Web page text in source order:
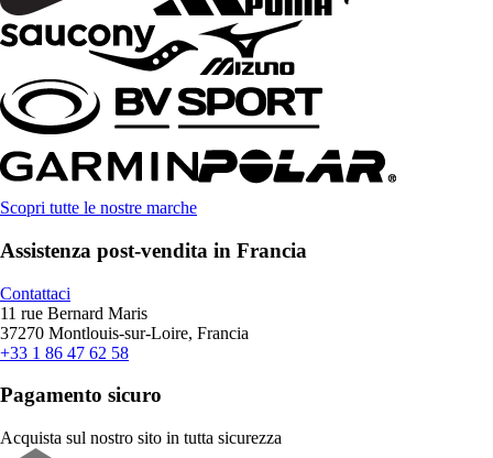
Scopri tutte le nostre marche
Assistenza post-vendita in Francia
Contattaci
11 rue Bernard Maris
37270 Montlouis-sur-Loire, Francia
+33 1 86 47 62 58
Pagamento sicuro
Acquista sul nostro sito in tutta sicurezza